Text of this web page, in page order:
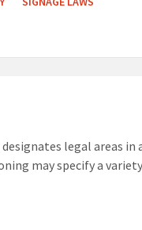
legal areas in
may specify a